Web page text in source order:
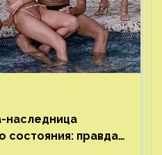
наследница
состояния: правда